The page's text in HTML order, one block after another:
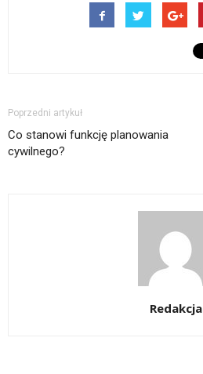
Poprzedni artykuł
Co stanowi funkcję planowania
cywilnego?
Redakcja